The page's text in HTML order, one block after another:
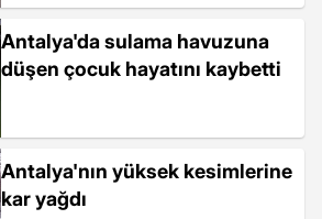
Antalya'da sulama havuzuna
düşen çocuk hayatını kaybetti
Antalya'nın yüksek kesimlerine
kar yağdı